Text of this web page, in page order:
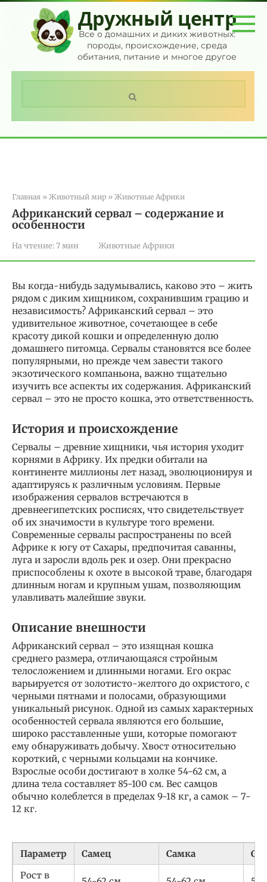
Перейти
контенту
Дружный центр
Все о домашних и диких животных:
породы, происхождение, среда
обитания, питание и многое другое
Главная » Животный мир » Животные Африки
Африканский сервал – содержание и
особенности
На чтение:7 мин Животные Африки
Вы когда-нибудь задумывались, каково это – жить
рядом с диким хищником, сохранившим грацию и
независимость? Африканский сервал – это
удивительное животное, сочетающее в себе
красоту дикой кошки и определенную долю
домашнего питомца. Сервалы становятся все более
популярными, но прежде чем завести такого
экзотического компаньона, важно тщательно
изучить все аспекты их содержания. Африканский
сервал – это не просто кошка, это ответственность.
История и происхождение
Сервалы – древние хищники, чья история уходит
корнями в Африку. Их предки обитали на
континенте миллионы лет назад, эволюционируя и
адаптируясь к различным условиям. Первые
изображения сервалов встречаются в
древнеегипетских росписях, что свидетельствует
об их значимости в культуре того времени.
Современные сервалы распространены по всей
Африке к югу от Сахары, предпочитая саванны,
луга и заросли вдоль рек и озер. Они прекрасно
приспособлены к охоте в высокой траве, благодаря
длинным ногам и крупным ушам, позволяющим
улавливать малейшие звуки.
Описание внешности
Африканский сервал – это изящная кошка
среднего размера, отличающаяся стройным
телосложением и длинными ногами. Его окрас
варьируется от золотисто-желтого до охристого, с
черными пятнами и полосами, образующими
уникальный рисунок. Одной из самых характерных
особенностей сервала являются его большие,
широко расставленные уши, которые помогают
ему обнаруживать добычу. Хвост относительно
короткий, с черными кольцами на кончике.
Взрослые особи достигают в холке 54-62 см, а
длина тела составляет 85-100 см. Вес самцов
обычно колеблется в пределах 9-18 кг, а самок – 7-
12 кг.
Параметр Самец Самка
Рост в